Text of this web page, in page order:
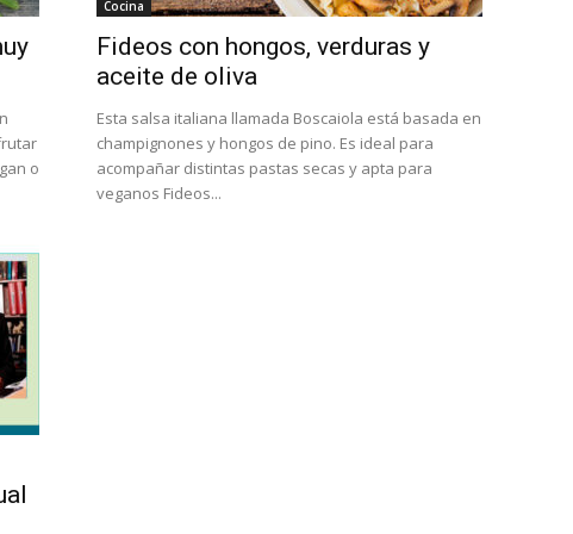
o
Cocina
Fideos con hongos, verduras y
aceite de oliva
Esta salsa italiana llamada Boscaiola está basada en
champignones y hongos de pino. Es ideal para
acompañar distintas pastas secas y apta para
veganos Fideos...